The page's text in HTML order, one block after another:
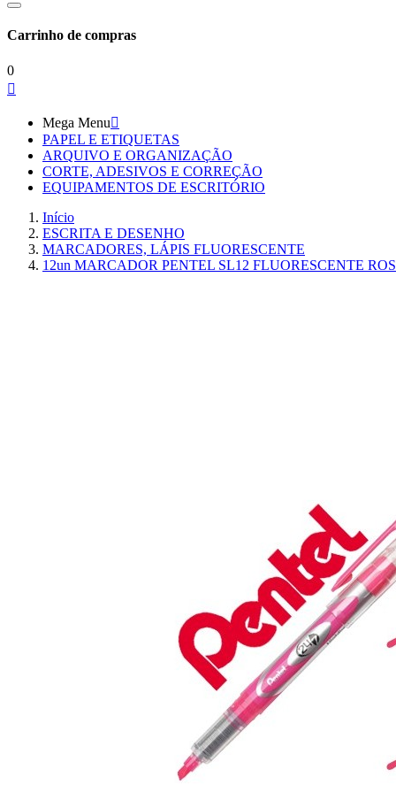
Carrinho de compras
0

Mega Menu
PAPEL E ETIQUETAS
ARQUIVO E ORGANIZAÇÃO
CORTE, ADESIVOS E CORREÇÃO
EQUIPAMENTOS DE ESCRITÓRIO
Início
ESCRITA E DESENHO
MARCADORES, LÁPIS FLUORESCENTE
12un MARCADOR PENTEL SL12 FLUORESCENTE